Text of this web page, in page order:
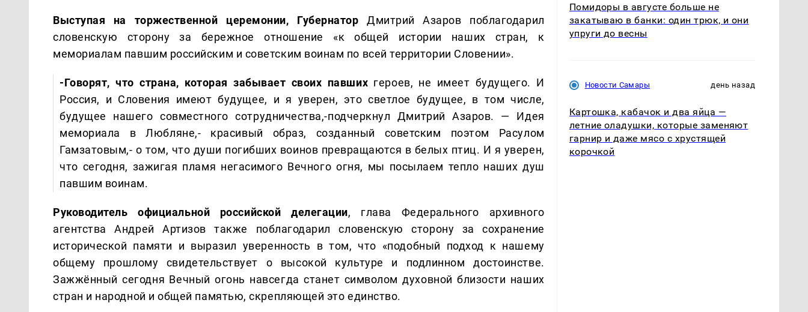
Выступая на торжественной церемонии, Губернатор Дмитрий Азаров поблагодарил
словенскую сторону за бережное отношение «к общей истории наших стран, к
мемориалам павшим российским и советским воинам по всей территории Словении».
-Говорят, что страна, которая забывает своих павших героев, не имеет будущего. И
Россия, и Словения имеют будущее, и я уверен, это светлое будущее, в том числе,
будущее нашего совместного сотрудничества,-подчеркнул Дмитрий Азаров. — Идея
мемориала в Любляне,- красивый образ, созданный советским поэтом Расулом
Гамзатовым,- о том, что души погибших воинов превращаются в белых птиц. И я уверен,
что сегодня, зажигая пламя негасимого Вечного огня, мы посылаем тепло наших душ
павшим воинам.
Руководитель официальной российской делегации, глава Федерального архивного
агентства Андрей Артизов также поблагодарил словенскую сторону за сохранение
исторической памяти и выразил уверенность в том, что «подобный подход к нашему
общему прошлому свидетельствует о высокой культуре и подлинном достоинстве.
Зажжённый сегодня Вечный огонь навсегда станет символом духовной близости наших
стран и народной и общей памятью, скрепляющей это единство.
Помидоры в августе больше не
закатываю в банки: один трюк, и они
упруги до весны
Новости Самары день назад
Картошка, кабачок и два яйца —
летние оладушки, которые заменяют
гарнир и даже мясо с хрустящей
корочкой